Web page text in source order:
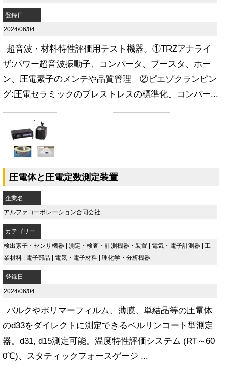
登録日
2024/06/04
超音波・材料特性評価用テスト機器。①TRZアナライ
ザ:パワー超音波振動子、コンバータ、ブースタ、ホー
ン、圧電素子のメンテや品質管理 ②ピエゾクランピン
グ:圧電セラミックのプレストレスの標準化、コンバー...
圧電体と圧電定数測定装置
企業名
アルファコーポレーション合同会社
カテゴリー
検出素子・センサ機器 | 測定・検査・計測機器・装置 | 電気・電子計測器 | 工
業材料 | 電子部品 | 電気・電子材料 | 理化学・分析機器
登録日
2024/06/04
バルクやポリマーフィルム、薄膜、単結晶等の圧電体
のd33をダイレクトに測定できるベルリンコート型測定
器。d31, d15測定可能。温度特性評価システム (RT～60
0℃)、スタティックフォースゲージ ...